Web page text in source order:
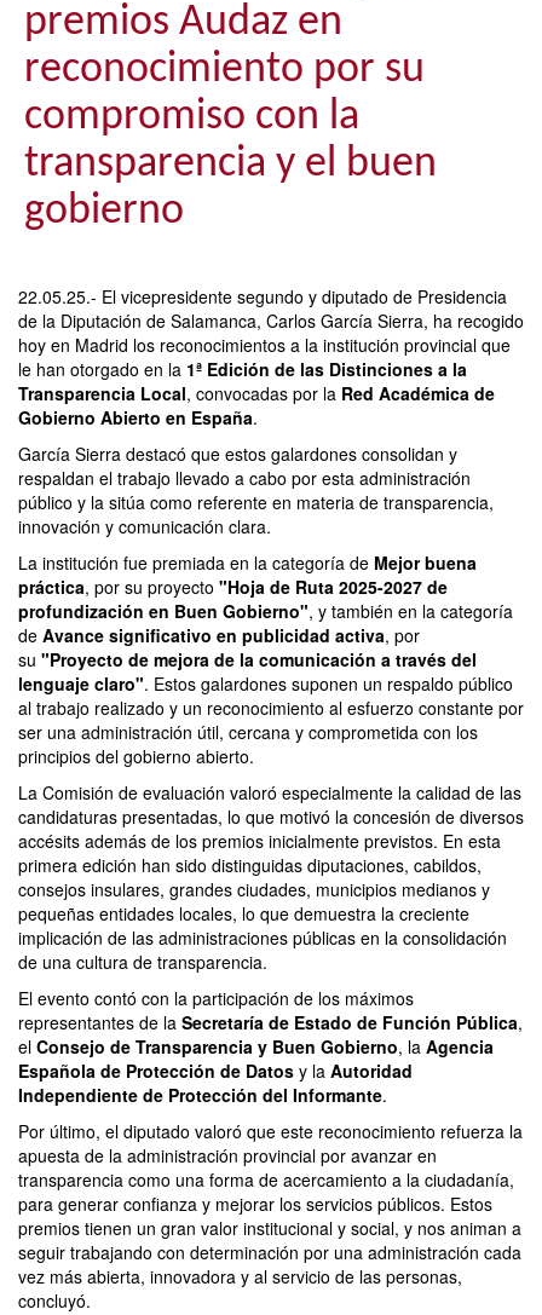
premios Audaz en
reconocimiento por su
compromiso con la
transparencia y el buen
gobierno
22.05.25.- El vicepresidente segundo y diputado de Presidencia
de la Diputación de Salamanca, Carlos García Sierra, ha recogido
hoy en Madrid los reconocimientos a la institución provincial que
le han otorgado en la 1ª Edición de las Distinciones a la
Transparencia Local, convocadas por la Red Académica de
Gobierno Abierto en España.
García Sierra destacó que estos galardones consolidan y
respaldan el trabajo llevado a cabo por esta administración
público y la sitúa como referente en materia de transparencia,
innovación y comunicación clara.
La institución fue premiada en la categoría de Mejor buena
práctica, por su proyecto "Hoja de Ruta 2025-2027 de
profundización en Buen Gobierno", y también en la categoría
de Avance significativo en publicidad activa, por
su "Proyecto de mejora de la comunicación a través del
lenguaje claro". Estos galardones suponen un respaldo público
al trabajo realizado y un reconocimiento al esfuerzo constante por
ser una administración útil, cercana y comprometida con los
principios del gobierno abierto.
La Comisión de evaluación valoró especialmente la calidad de las
candidaturas presentadas, lo que motivó la concesión de diversos
accésits además de los premios inicialmente previstos. En esta
primera edición han sido distinguidas diputaciones, cabildos,
consejos insulares, grandes ciudades, municipios medianos y
pequeñas entidades locales, lo que demuestra la creciente
implicación de las administraciones públicas en la consolidación
de una cultura de transparencia.
El evento contó con la participación de los máximos
representantes de la Secretaría de Estado de Función Pública,
el Consejo de Transparencia y Buen Gobierno, la Agencia
Española de Protección de Datos y la Autoridad
Independiente de Protección del Informante.
Por último, el diputado valoró que este reconocimiento refuerza la
apuesta de la administración provincial por avanzar en
transparencia como una forma de acercamiento a la ciudadanía,
para generar confianza y mejorar los servicios públicos. Estos
premios tienen un gran valor institucional y social, y nos animan a
seguir trabajando con determinación por una administración cada
vez más abierta, innovadora y al servicio de las personas,
concluyó.